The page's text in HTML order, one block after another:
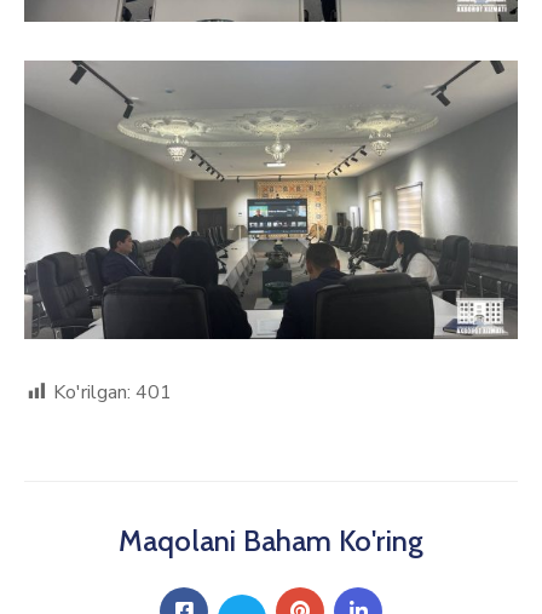
Ko'rilgan: 401
Maqolani Baham Ko'ring